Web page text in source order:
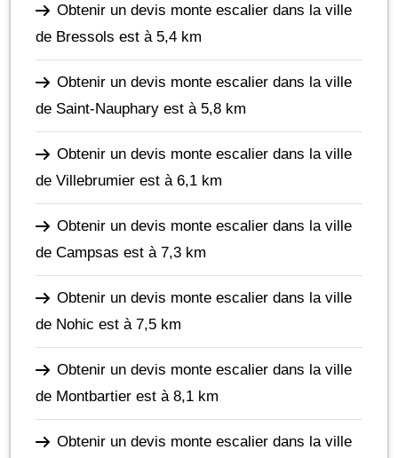
Obtenir un devis monte escalier dans la ville
de Bressols est à 5,4 km
Obtenir un devis monte escalier dans la ville
de Saint-Nauphary est à 5,8 km
Obtenir un devis monte escalier dans la ville
de Villebrumier est à 6,1 km
Obtenir un devis monte escalier dans la ville
de Campsas est à 7,3 km
Obtenir un devis monte escalier dans la ville
de Nohic est à 7,5 km
Obtenir un devis monte escalier dans la ville
de Montbartier est à 8,1 km
Obtenir un devis monte escalier dans la ville